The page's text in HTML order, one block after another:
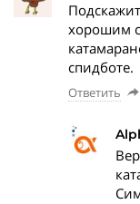
хорошим
спидботе.
Ответить